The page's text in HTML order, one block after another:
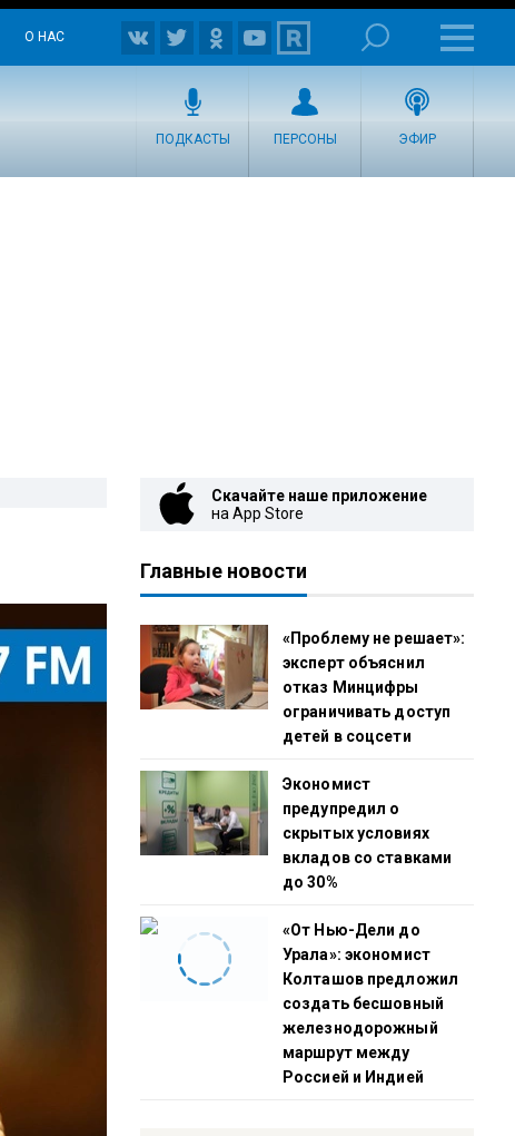
О НАС
ПОДКАСТЫ ПЕРСОНЫ ЭФИР
Скачайте наше приложение
на App Store
Главные новости
«Проблему не решает»:
эксперт объяснил
отказ Минцифры
ограничивать доступ
детей в соцсети
Экономист
предупредил о
скрытых условиях
вкладов со ставками
до 30%
«От Нью-Дели до
Урала»: экономист
Колташов предложил
создать бесшовный
железнодорожный
маршрут между
Россией и Индией